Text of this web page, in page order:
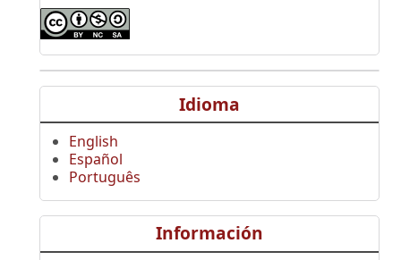
Idioma
English
Español
Português
Información